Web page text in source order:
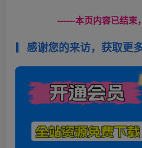
------本页内容已结束
感谢您的来访，获取更